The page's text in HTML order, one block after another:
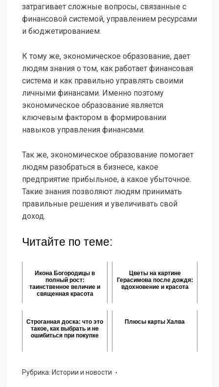
затрагивает сложные вопросы, связанные с
финансовой системой, управлением ресурсами
и бюджетированием.
К тому же, экономическое образование, дает
людям знания о том, как работает финансовая
система и как правильно управлять своими
личными финансами. Именно поэтому
экономическое образование является
ключевым фактором в формировании
навыков управления финансами.
Так же, экономическое образование помогает
людям разобраться в бизнесе, какое
предприятие прибыльное, а какое убыточное.
Такие знания позволяют людям принимать
правильные решения и увеличивать свой
доход.
Читайте по теме:
Икона Богородицы в
полный рост:
таинственное величие и
священная красота
Цветы на картине
Герасимова после дождя:
вдохновение и красота
Строганная доска: что это
такое, как выбрать и не
ошибиться при покупке
Плюсы карты Халва
Рубрика: Истории и новости